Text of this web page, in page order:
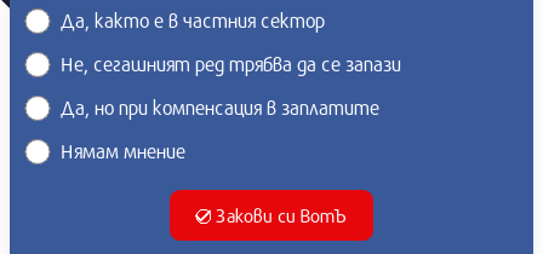
Да, както е в частния сектор
Не, сегашният ред трябва да се запази
Да, но при компенсация в заплатите
Нямам мнение
Закови си ВотЪ